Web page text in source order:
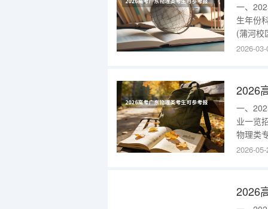
一、
生年份
(蒲河校
河校区
2026-
一、
业一览
物理类
工业机
2026-